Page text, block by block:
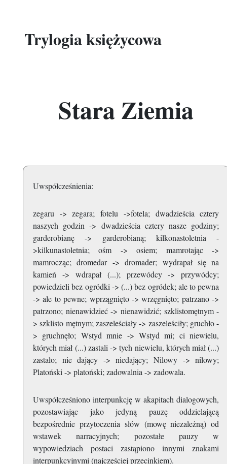
Trylogia księżycowa
Stara Ziemia
Uwspółcześnienia:
zegaru -> zegara; fotelu ->fotela; dwadzieścia cztery
naszych godzin -> dwadzieścia cztery nasze godziny;
garderobianę -> garderobianą; kilkonastoletnia -
>kilkunastoletnia; ośm -> osiem; mamrotając ->
mamrocząc; dromedar -> dromader; wydrapał się na
kamień -> wdrapał (...); przewódcy -> przywódcy;
powiedzieli bez ogródki -> (...) bez ogródek; ale to pewna
-> ale to pewne; wprzągnięto -> wrzęgnięto; patrzano ->
patrzono; nienawidzieć -> nienawidzić; szklistomętnym -
> szklisto mętnym; zaszeleściały -> zaszeleściły; gruchło -
> gruchnęło; Wstyd mnie -> Wstyd mi; ci niewielu,
których miał (...) zastali -> tych niewielu, których miał (...)
zastało; nie dający -> niedający; Nilowy -> nilowy;
Platoński -> platoński; zadowalnia -> zadowala.
Uwspółcześniono interpunkcję w akapitach dialogowych,
pozostawiając jako jedyną pauzę oddzielającą
bezpośrednie przytoczenia słów (mowę niezależną) od
wstawek narracyjnych; pozostałe pauzy w
wypowiedziach postaci zastąpiono innymi znakami
interpunkcyjnymi (najczęściej przecinkiem).